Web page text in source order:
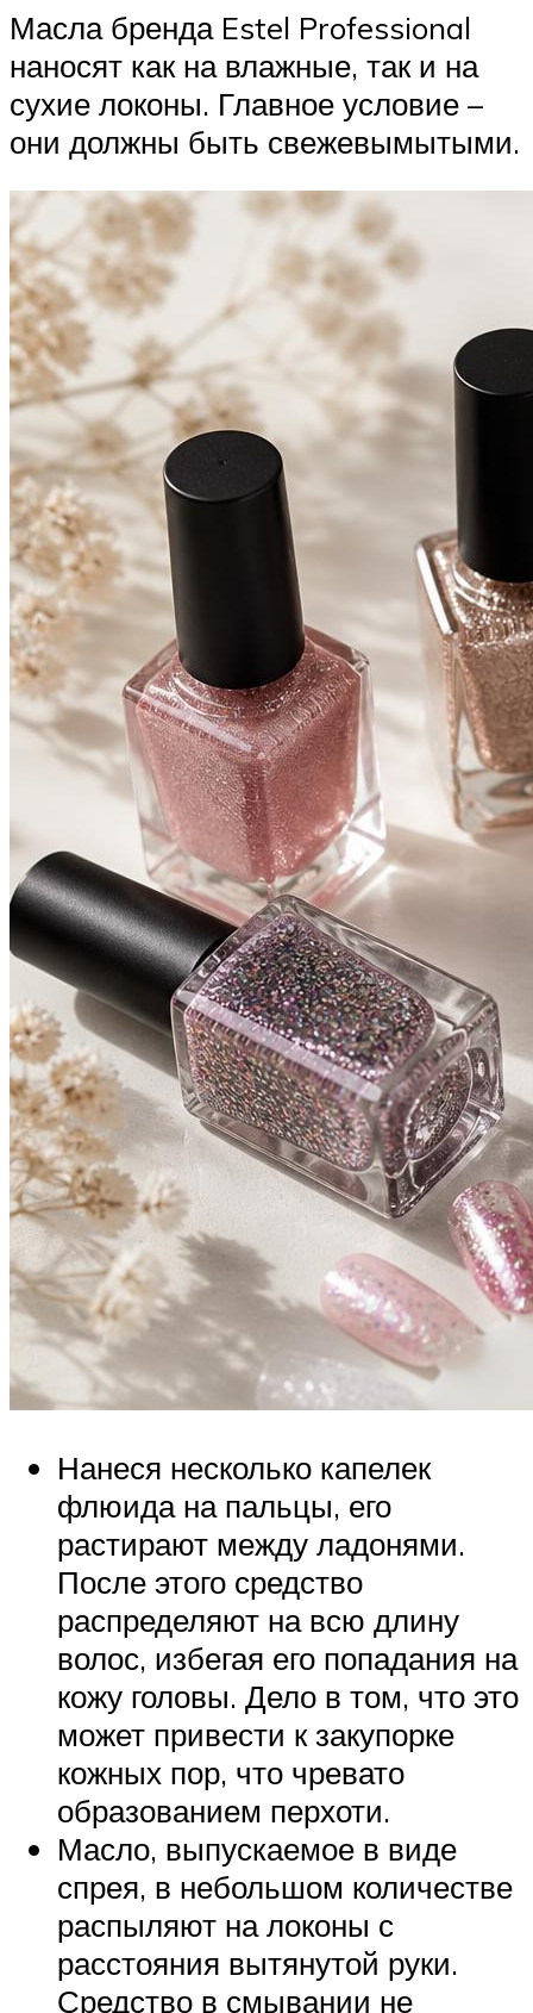
Масла бренда Estel Professional
наносят как на влажные, так и на
сухие локоны. Главное условие –
они должны быть свежевымытыми.
Нанеся несколько капелек
флюида на пальцы, его
растирают между ладонями.
После этого средство
распределяют на всю длину
волос, избегая его попадания на
кожу головы. Дело в том, что это
может привести к закупорке
кожных пор, что чревато
образованием перхоти.
Масло, выпускаемое в виде
спрея, в небольшом количестве
распыляют на локоны с
расстояния вытянутой руки.
Средство в смывании не